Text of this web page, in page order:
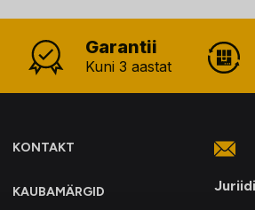
Garantii
Kuni 3 aastat
KONTAKT
KAUBAMÄRGID